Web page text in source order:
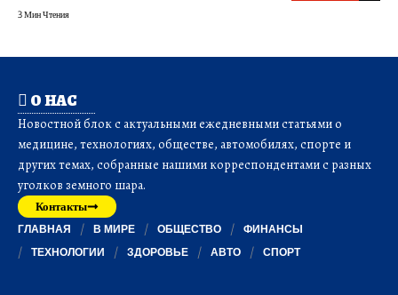
3 Мин Чтения
О НАС
Новостной блок с актуальными ежедневными статьями о
медицине, технологиях, обществе, автомобилях, спорте и
других темах, собранные нашими корреспондентами с разных
уголков земного шара.
Контакты
ГЛАВНАЯ В МИРЕ ОБЩЕСТВО
ФИНАНСЫ
ТЕХНОЛОГИИ
ЗДОРОВЬЕ АВТО СПОРТ